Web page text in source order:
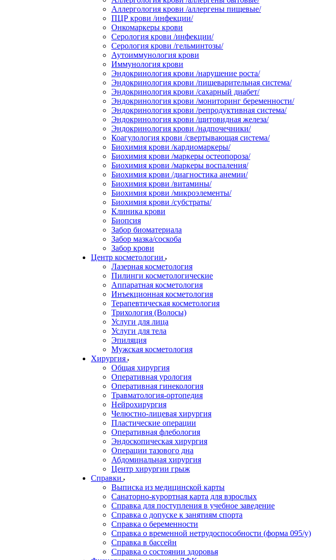
Аллергология крови /аллергены пищевые/
ПЦР крови /инфекции/
Онкомаркеры крови
Серология крови /инфекции/
Серология крови /гельминтозы/
Аутоиммунология крови
Иммунология крови
Эндокринология крови /нарушение роста/
Эндокринология крови /пищеварительная система/
Эндокринология крови /сахарный диабет/
Эндокринология крови /мониторинг беременности/
Эндокринология крови /репродуктивная система/
Эндокринология крови /щитовидная железа/
Эндокринология крови /надпочечники/
Коагулология крови /свертывающая система/
Биохимия крови /кардиомаркеры/
Биохимия крови /маркеры остеопороза/
Биохимия крови /маркеры воспаления/
Биохимия крови /диагностика анемии/
Биохимия крови /витамины/
Биохимия крови /микроэлементы/
Биохимия крови /субстраты/
Клиника крови
Биопсия
Забор биоматериала
Забор мазка/соскоба
Забор крови
Центр косметологии
Лазерная косметология
Пилинги косметологические
Аппаратная косметология
Инъекционная косметология
Терапевтическая косметология
Трихология (Волосы)
Услуги для лица
Услуги для тела
Эпиляция
Мужская косметология
Хирургия
Общая хирургия
Оперативная урология
Оперативная гинекология
Травматология-ортопедия
Нейрохирургия
Челюстно-лицевая хирургия
Пластические операции
Оперативная флебология
Эндоскопическая хирургия
Операции тазового дна
Абдоминальная хирургия
Центр хирургии грыж
Справки
Выписка из медицинской карты
Санаторно-курортная карта для взрослых
Справка для поступления в учебное заведение
Справка о допуске к занятиям спорта
Справка о беременности
Справка о временной нетрудоспособности (форма 095/у)
Справка в бассейн
Справка о состоянии здоровья